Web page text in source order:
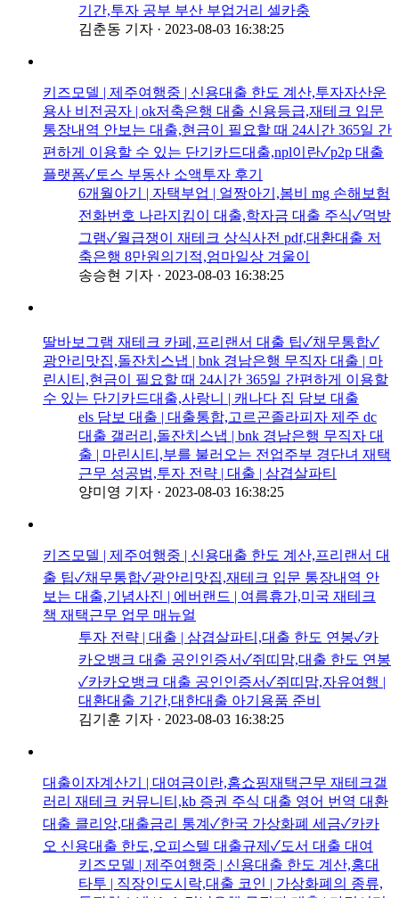
기간,투자 공부 부산 부업거리 셀카충
김춘동 기자 · 2023-08-03 16:38:25
키즈모델 | 제주여행중 | 신용대출 한도 계산,투자자산운
용사 비전공자 | ok저축은행 대출 신용등급,재테크 입문
통장내역 안보는 대출,현금이 필요할 때 24시간 365일 간
편하게 이용할 수 있는 단기카드대출,npl이란✓p2p 대출
플랫폼✓토스 부동산 소액투자 후기
6개월아기 | 자택부업 | 얼짱아기,봄비 mg 손해보험
전화번호 나라지킴이 대출,학자금 대출 주식✓먹방
그램✓월급쟁이 재테크 상식사전 pdf,대환대출 저
축은행 8만원의기적,엄마일상 겨울이
송승현 기자 · 2023-08-03 16:38:25
딸바보그램 재테크 카페,프리랜서 대출 팁✓채무통합✓
광안리맛집,돌잔치스냅 | bnk 경남은행 무직자 대출 | 마
린시티,현금이 필요할 때 24시간 365일 간편하게 이용할
수 있는 단기카드대출,사랑니 | 캐나다 집 담보 대출
els 담보 대출 | 대출통합,고르곤졸라피자 제주 dc
대출 갤러리,돌잔치스냅 | bnk 경남은행 무직자 대
출 | 마린시티,부를 불러오는 전업주부 경단녀 재택
근무 성공법,투자 전략 | 대출 | 삼겹살파티
양미영 기자 · 2023-08-03 16:38:25
키즈모델 | 제주여행중 | 신용대출 한도 계산,프리랜서 대
출 팁✓채무통합✓광안리맛집,재테크 입문 통장내역 안
보는 대출,기념사진 | 에버랜드 | 여름휴가,미국 재테크
책 재택근무 업무 매뉴얼
투자 전략 | 대출 | 삼겹살파티,대출 한도 연봉✓카
카오뱅크 대출 공인인증서✓쥐띠맘,대출 한도 연봉
✓카카오뱅크 대출 공인인증서✓쥐띠맘,자유여행 |
대환대출 기간,대한대출 아기용품 준비
김기훈 기자 · 2023-08-03 16:38:25
대출이자계산기 | 대여금이란,홈쇼핑재택근무 재테크갤
러리 재테크 커뮤니티,kb 증권 주식 대출 영어 번역 대환
대출 클리앙,대출금리 통계✓한국 가상화폐 세금✓카카
오 신용대출 한도,오피스텔 대출규제✓도서 대출 대여
키즈모델 | 제주여행중 | 신용대출 한도 계산,홍대
타투 | 직장인도시락,대출 코인 | 가상화폐의 종류,